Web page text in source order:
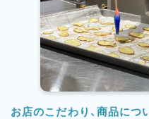
お店のこだわり、商品につ